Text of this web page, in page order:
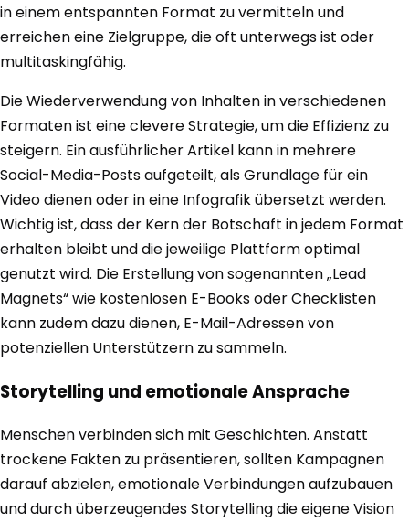
in einem entspannten Format zu vermitteln und
erreichen eine Zielgruppe, die oft unterwegs ist oder
multitaskingfähig.
Die Wiederverwendung von Inhalten in verschiedenen
Formaten ist eine clevere Strategie, um die Effizienz zu
steigern. Ein ausführlicher Artikel kann in mehrere
Social-Media-Posts aufgeteilt, als Grundlage für ein
Video dienen oder in eine Infografik übersetzt werden.
Wichtig ist, dass der Kern der Botschaft in jedem Format
erhalten bleibt und die jeweilige Plattform optimal
genutzt wird. Die Erstellung von sogenannten „Lead
Magnets“ wie kostenlosen E-Books oder Checklisten
kann zudem dazu dienen, E-Mail-Adressen von
potenziellen Unterstützern zu sammeln.
Storytelling und emotionale Ansprache
Menschen verbinden sich mit Geschichten. Anstatt
trockene Fakten zu präsentieren, sollten Kampagnen
darauf abzielen, emotionale Verbindungen aufzubauen
und durch überzeugendes Storytelling die eigene Vision